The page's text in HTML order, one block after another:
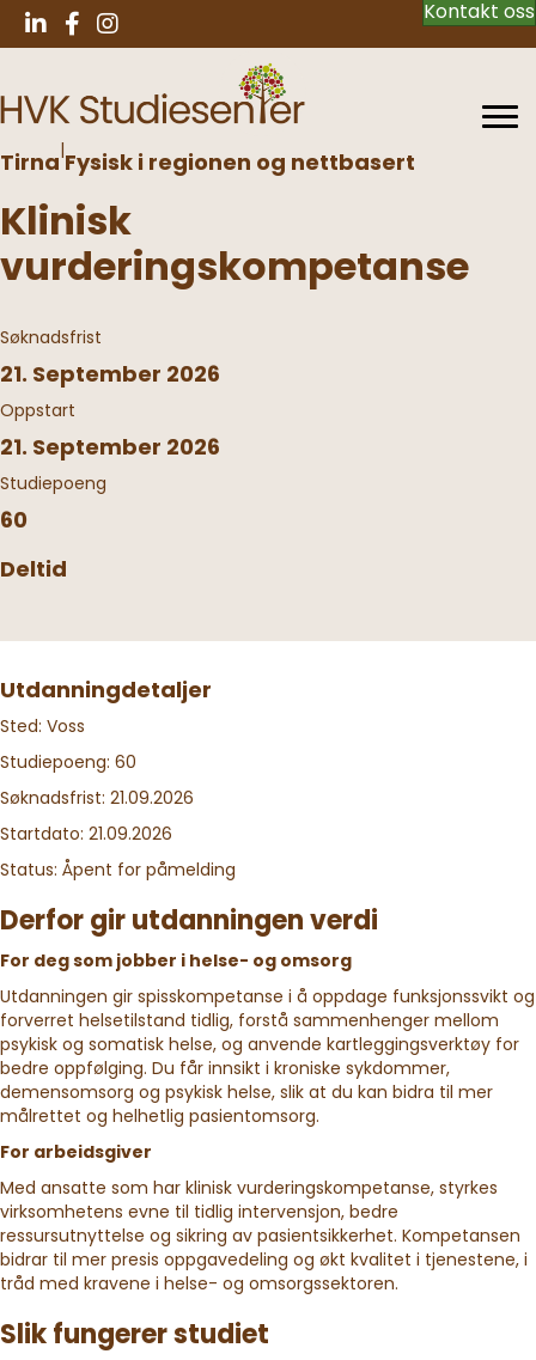
Kontakt oss
Tirna|Fysisk i regionen og nettbasert
Klinisk
vurderingskompetanse
Søknadsfrist
21. September 2026
Oppstart
21. September 2026
Studiepoeng
60
Deltid
Utdanningdetaljer
Sted: Voss
Studiepoeng: 60
Søknadsfrist: 21.09.2026
Startdato: 21.09.2026
Status: Åpent for påmelding
Derfor gir utdanningen verdi
For deg som jobber i helse- og omsorg
Utdanningen gir spisskompetanse i å oppdage funksjonssvikt og
forverret helsetilstand tidlig, forstå sammenhenger mellom
psykisk og somatisk helse, og anvende kartleggingsverktøy for
bedre oppfølging. Du får innsikt i kroniske sykdommer,
demensomsorg og psykisk helse, slik at du kan bidra til mer
målrettet og helhetlig pasientomsorg.
For arbeidsgiver
Med ansatte som har klinisk vurderingskompetanse, styrkes
virksomhetens evne til tidlig intervensjon, bedre
ressursutnyttelse og sikring av pasientsikkerhet. Kompetansen
bidrar til mer presis oppgavedeling og økt kvalitet i tjenestene, i
tråd med kravene i helse- og omsorgssektoren.
Slik fungerer studiet